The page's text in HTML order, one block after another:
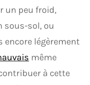
un peu froid,
sous-sol, ou
légèrement
même
à cette